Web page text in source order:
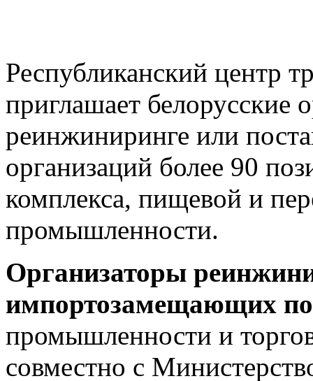
Республиканский центр
приглашает белорусские
реинжиниринге или
организаций более 90
комплекса, пищевой и
промышленности.
Организаторы
импортозамещающих
промышленности и
совместно с